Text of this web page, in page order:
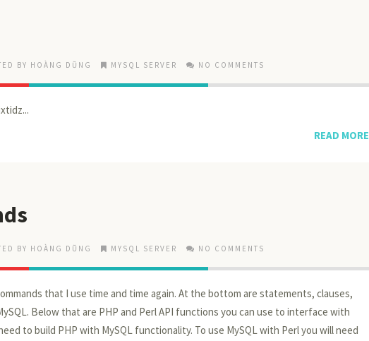
BY HOÀNG DŨNG MYSQL SERVER NO COMMENTS
READ MORE
BY HOÀNG DŨNG MYSQL SERVER NO COMMENTS
that I use time and time again. At the bottom are statements, clauses,
Below that are PHP and Perl API functions you can use to interface with
to build PHP with MySQL functionality. To use MySQL with Perl you will need